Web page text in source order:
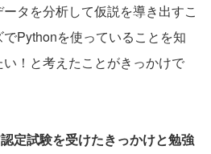
タを分析して仮説を導き出すこ
Pythonを使っていることを知
！と考えたことがきっかけで
定試験を受けたきっかけと勉強